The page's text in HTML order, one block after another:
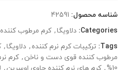
شناسه محصول: 42591
Categories: دلاویگا, کرم مرطوب
Tags: ترکیبات کرم نرم کننده , دلاویگا,
مرطوب کننده قوی دست و ناخن , کرم